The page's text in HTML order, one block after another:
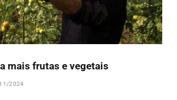
mais frutas e vegetais
2024